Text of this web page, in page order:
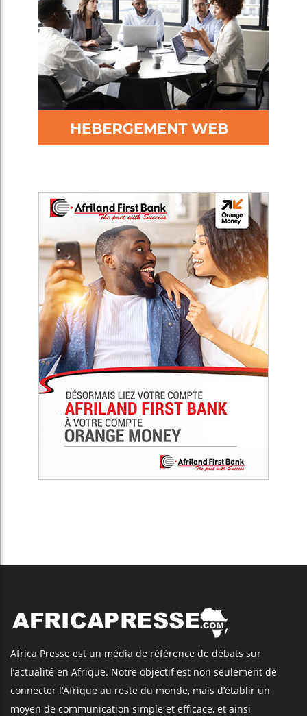
Africa Presse est un média de référence de débats sur
l’actualité en Afrique. Notre objectif est non seulement de
connecter l’Afrique au reste du monde, mais d’établir un
moyen de communication simple et efficace, et ainsi